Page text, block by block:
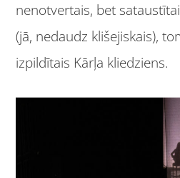
nenotvertais, bet
(jā, nedaudz klišejiskais),
izpildītais Kārļa kliedziens.